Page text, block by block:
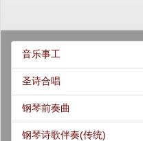
音乐事工
圣诗合唱
钢琴前奏曲
钢琴诗歌伴奏(传统)